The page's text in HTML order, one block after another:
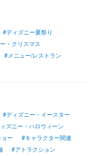
#ディズニー夏祭り
・クリスマス
#メニュー/レストラン
#ディズニー・イースター
ズニー・ハロウィーン
ー
#キャラクター関連
#アトラクション